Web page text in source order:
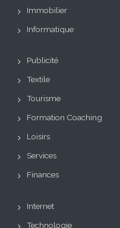
Immobilier
Informatique
Publicité
Textile
Tourisme
Formation Coaching
Loisirs
Services
Finances
Internet
Technologie